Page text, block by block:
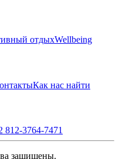
отдыхWellbeing
Как нас найти
812-3764-7471
защищены.